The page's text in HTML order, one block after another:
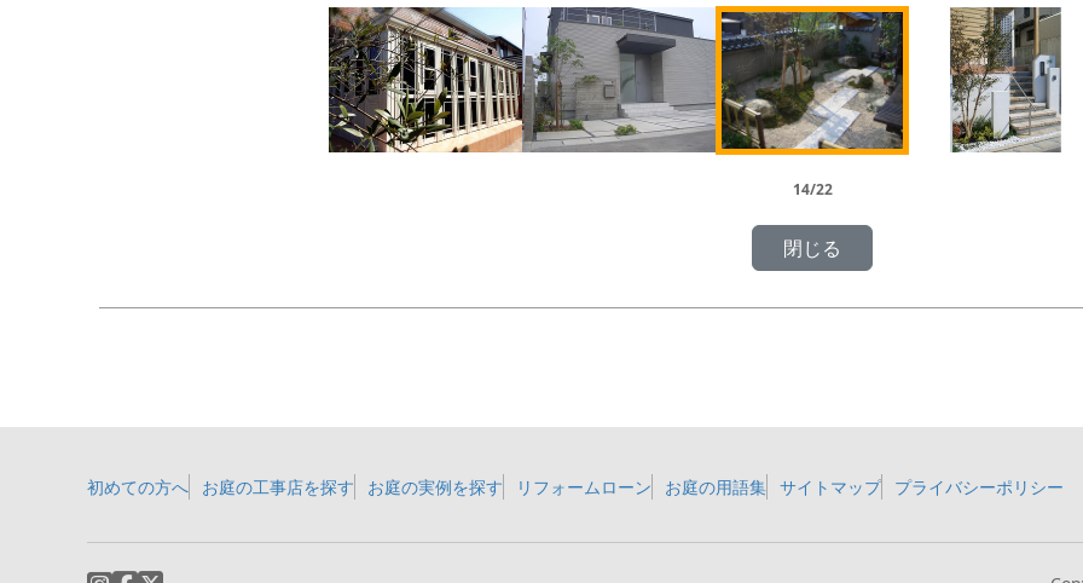
14/22
初めての方へ お庭の工事店を探す お庭の実例を探す リフォームローン お庭の用語集 サイトマップ プライバシーポリシー